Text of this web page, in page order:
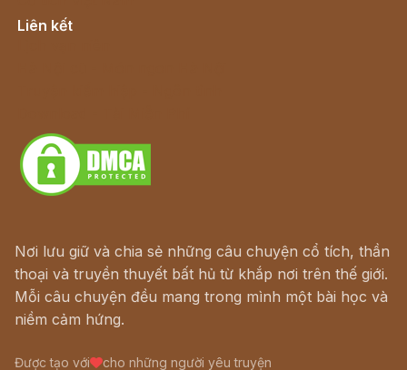
Liên kết
Nơi lưu giữ và chia sẻ những câu chuyện cổ tích, thần
thoại và truyền thuyết bất hủ từ khắp nơi trên thế giới.
Mỗi câu chuyện đều mang trong mình một bài học và
niềm cảm hứng.
Được tạo với cho những người yêu truyện